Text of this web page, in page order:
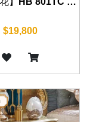
$19,800